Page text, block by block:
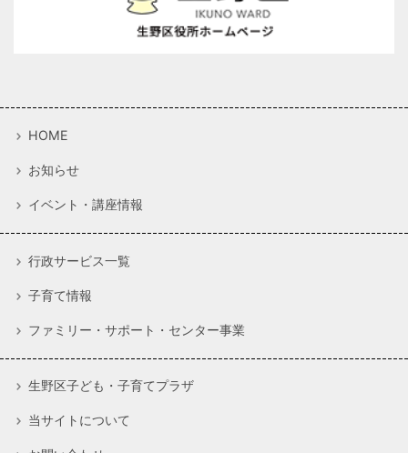
HOME
お知らせ
イベント・講座情報
行政サービス一覧
子育て情報
ファミリー・サポート・センター事業
生野区子ども・子育てプラザ
当サイトについて